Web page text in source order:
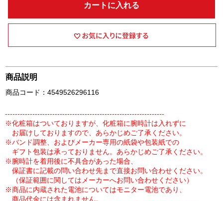
カートに入れる
商品説明
商品コード：4549526296116
----------------------------------------------------------------
※化粧箱はついておりますが、化粧箱に腕時計は入れずに
お届けしておりますので、あらかじめご了承ください。
※バンド調整、およびメーカー専用の紙袋や包装紙での
ギフト包装は承っておりません。あらかじめご了承ください。
※腕時計を着用後に不具合があった場合、
保証書に記載の問い合わせ先まで直接お問い合わせください。
（保証範囲に関してはメーカーへお問い合わせください）
※商品に内蔵された電池についてはモニター電池であり、
商品代金には含まれません。